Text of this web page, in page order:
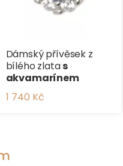
Dámský přívěsek z
bílého zlatas
akvamarínem
1 740 Kč